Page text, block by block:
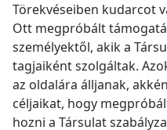
Törekvéseiben kudarcot
Ott megpróbált
személyektől, akik a
tagjaiként szolgáltak.
az oldalára álljanak,
céljaikat, hogy
hozni a Társulat